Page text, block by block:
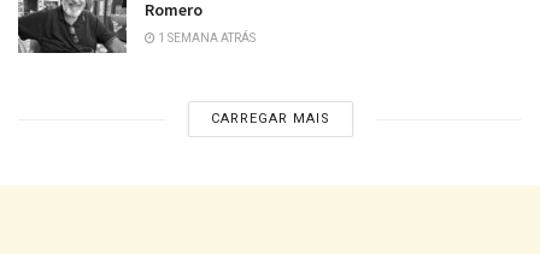
Romero
1 SEMANA ATRÁS
CARREGAR MAIS